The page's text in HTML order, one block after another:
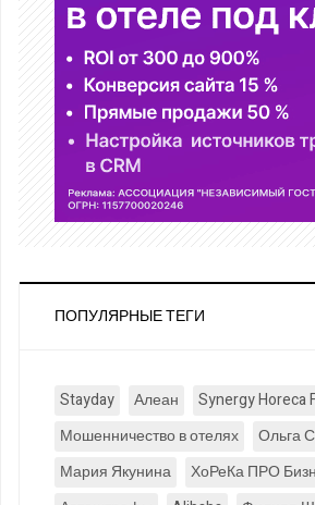
ПОПУЛЯРНЫЕ ТЕГИ
Stayday Алеан
Synergy Horeca
Мошенничество в отелях
Ольга
Мария Якунина
ХоРеКа ПРО